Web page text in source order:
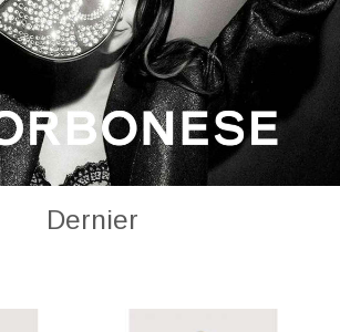
Dernier